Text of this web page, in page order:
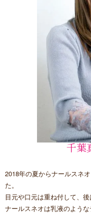
千葉
2018年の夏からナールスネ
た。
目元や口元は重ね付して、
ナールスネオは乳液のよう